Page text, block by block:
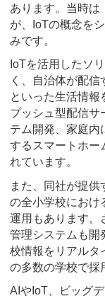
あります。当時は
が、IoTの概念を
みです。
IoTを活用したソ
く、自治体が配
といった生活情報
プッシュ型配信サ
テム開発、家庭内
するスマートホー
れています。
また、同社が提
の全小学校におけ
運用もあります。
管理システムも開
校情報をリアルタ
の多数の学校で採
AIやIoT、ビッグ